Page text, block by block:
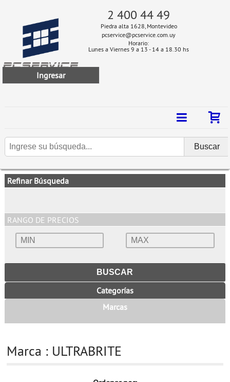
2 400 44 49
Piedra alta 1628, Montevideo
pcservice@pcservice.com.uy
Horario:
Lunes a Viernes 9 a 13 - 14 a 18.30 hs
Ingresar
Refinar Búsqueda
RANGO DE PRECIOS
Categorías
Marcas
Marca : ULTRABRITE